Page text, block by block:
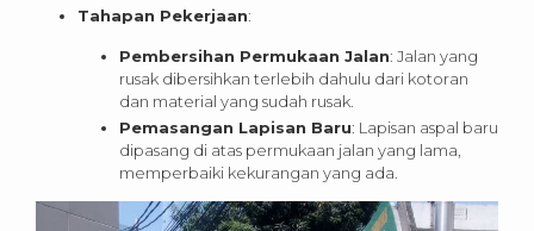
Tahapan Pekerjaan:
Pembersihan Permukaan Jalan: Jalan yang
rusak dibersihkan terlebih dahulu dari kotoran
dan material yang sudah rusak.
Pemasangan Lapisan Baru: Lapisan aspal baru
dipasang di atas permukaan jalan yang lama,
memperbaiki kekurangan yang ada.